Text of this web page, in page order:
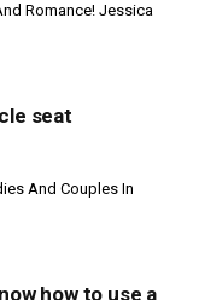
Romance! Jessica
seat
And Couples In
how to use a